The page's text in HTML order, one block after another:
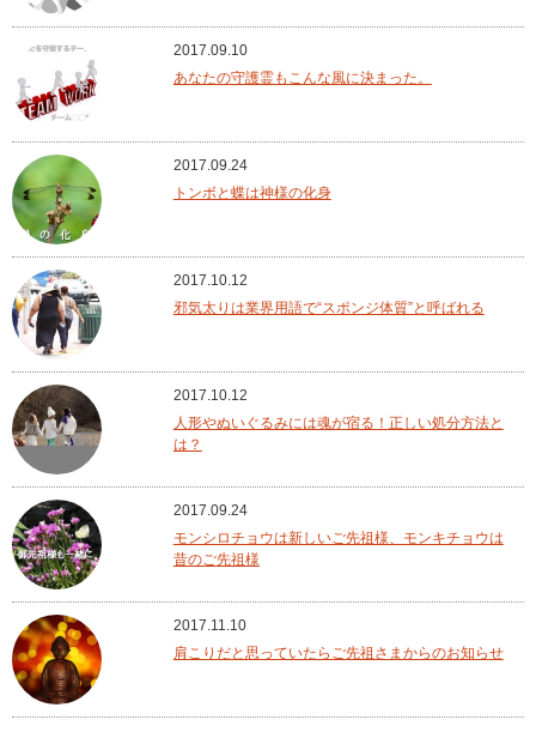
2017.09.10
あなたの守護霊もこんな風に決まった。
2017.09.24
トンボと蝶は神様の化身
2017.10.12
邪気太りは業界用語で“スポンジ体質”と呼ばれる
2017.10.12
人形やぬいぐるみには魂が宿る！正しい処分方法と
は？
2017.09.24
モンシロチョウは新しいご先祖様、モンキチョウは
昔のご先祖様
2017.11.10
肩こりだと思っていたらご先祖さまからのお知らせ